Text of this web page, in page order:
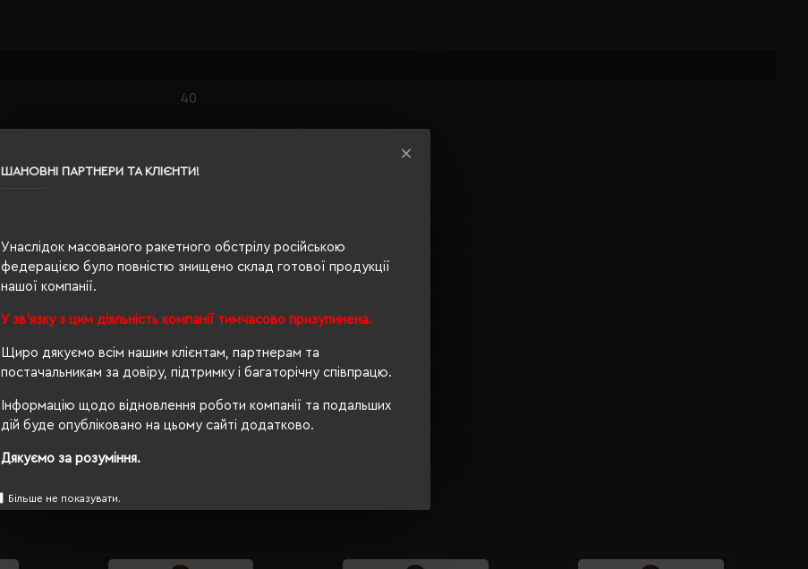
ШАНОВНІ ПАРТНЕРИ ТА КЛІЄНТИ!
Унаслідок масованого ракетного обстрілу російською
федерацією було повністю знищено склад готової продукції
нашої компанії.
У зв'язку з цим діяльність компанії тимчасово призупинена.
Щиро дякуємо всім нашим клієнтам, партнерам та
постачальникам за довіру, підтримку і багаторічну співпрацю.
Інформацію щодо відновлення роботи компанії та подальших
дій буде опубліковано на цьому сайті додатково.
Дякуємо за розуміння.
Більше не показувати.
40
насичений чорний
0.639
чоловіча
71/45
Ні
PETA-Approved Vegan